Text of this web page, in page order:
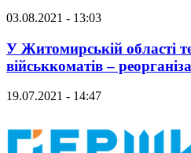
03.08.2021 - 13:03
У Житомирській області
військкоматів –
19.07.2021 - 14:47